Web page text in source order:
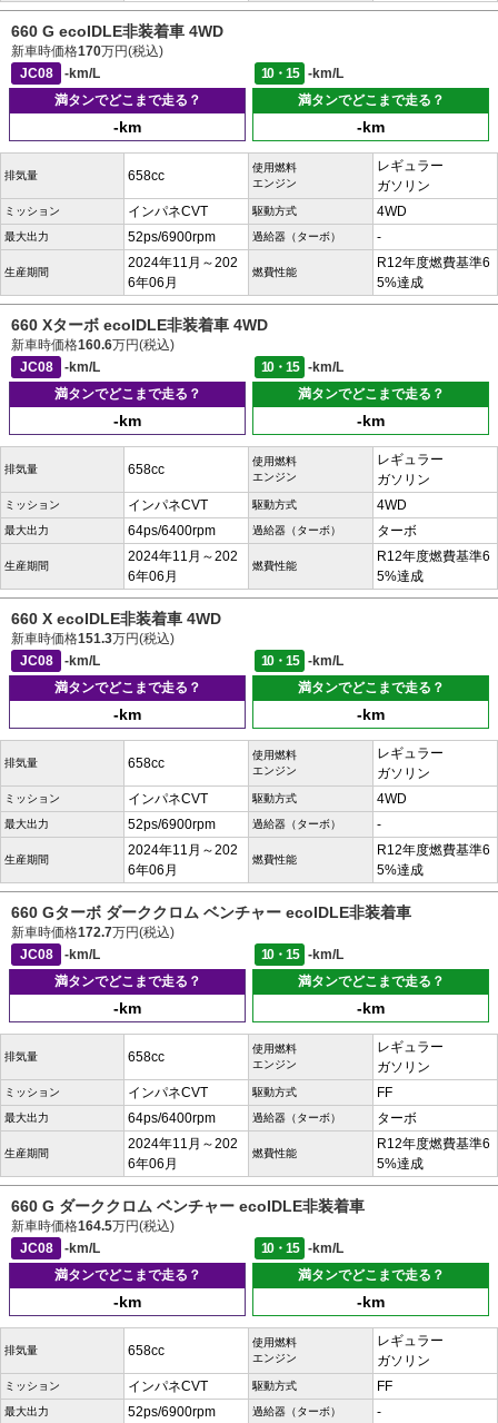
660 G ecoIDLE非装着車 4WD
新車時価格170万円(税込)
JC08
-km/L 10・15
-km/L
満タンでどこまで走る？
-km
満タンでどこまで走る？
-km
排気量 658cc
使用燃料
エンジン
レギュラー
ガソリン
ミッション インパネCVT 駆動方式 4WD
最大出力 52ps/6900rpm 過給器（ターボ） -
生産期間
2024年11月～202
6年06月
燃費性能
R12年度燃費基準6
5%達成
660 Xターボ ecoIDLE非装着車 4WD
新車時価格160.6万円(税込)
JC08
-km/L 10・15
-km/L
満タンでどこまで走る？
-km
満タンでどこまで走る？
-km
排気量 658cc
使用燃料
エンジン
レギュラー
ガソリン
ミッション インパネCVT 駆動方式 4WD
最大出力 64ps/6400rpm 過給器（ターボ） ターボ
生産期間
2024年11月～202
6年06月
燃費性能
R12年度燃費基準6
5%達成
660 X ecoIDLE非装着車 4WD
新車時価格151.3万円(税込)
JC08
-km/L 10・15
-km/L
満タンでどこまで走る？
-km
満タンでどこまで走る？
-km
排気量 658cc
使用燃料
エンジン
レギュラー
ガソリン
ミッション インパネCVT 駆動方式 4WD
最大出力 52ps/6900rpm 過給器（ターボ） -
生産期間
2024年11月～202
6年06月
燃費性能
R12年度燃費基準6
5%達成
660 Gターボ ダーククロム ベンチャー ecoIDLE非装着車
新車時価格172.7万円(税込)
JC08
-km/L 10・15
-km/L
満タンでどこまで走る？
-km
満タンでどこまで走る？
-km
排気量 658cc
使用燃料
エンジン
レギュラー
ガソリン
ミッション インパネCVT 駆動方式 FF
最大出力 64ps/6400rpm 過給器（ターボ） ターボ
生産期間
2024年11月～202
6年06月
燃費性能
R12年度燃費基準6
5%達成
660 G ダーククロム ベンチャー ecoIDLE非装着車
新車時価格164.5万円(税込)
JC08
-km/L 10・15
-km/L
満タンでどこまで走る？
-km
満タンでどこまで走る？
-km
排気量 658cc
使用燃料
エンジン
レギュラー
ガソリン
ミッション インパネCVT 駆動方式 FF
最大出力 52ps/6900rpm 過給器（ターボ） -